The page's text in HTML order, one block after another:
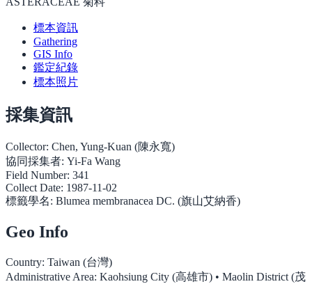
標本資訊
Gathering
GIS Info
鑑定紀錄
標本照片
採集資訊
Collector: Chen, Yung-Kuan (陳永寬)
協同採集者: Yi-Fa Wang
Field Number: 341
Collect Date: 1987-11-02
標籤學名: Blumea membranacea DC. (旗山艾納香)
Geo Info
Country: Taiwan (台灣)
Administrative Area: Kaohsiung City (高雄市) • Maolin District (茂